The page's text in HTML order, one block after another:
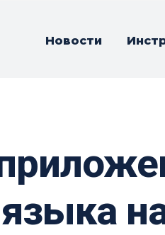
Новости